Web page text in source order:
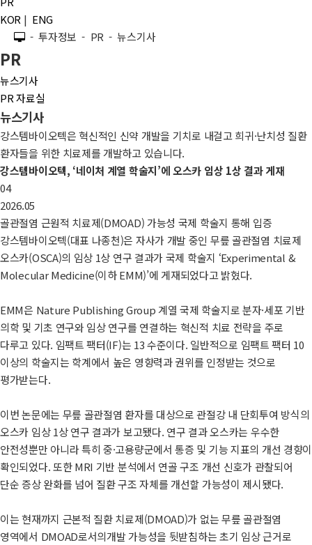
KOR | ENG
- 투자정보 - PR - 뉴스기사
PR
뉴스기사
PR 자료실
뉴스기사
강스템바이오텍은 혁신적인 신약 개발을 기치로 내걸고 희귀·난치성 질환
환자들을 위한 치료제를 개발하고 있습니다.
강스템바이오텍, ‘네이처 계열 학술지’에 오스카 임상 1상 결과 게재
04
2026.05
골관절염 근원적 치료제(DMOAD) 가능성 국제 학술지 통해 입증
강스템바이오텍(대표 나종천)은 자사가 개발 중인 무릎 골관절염 치료제
오스카(OSCA)의 임상 1상 연구 결과가 국제 학술지 ‘Experimental &
Molecular Medicine(이하 EMM)’에 게재되었다고 밝혔다.
EMM은 Nature Publishing Group 계열 국제 학술지로 분자·세포 기반
의학 및 기초 연구와 임상 연구를 연결하는 혁신적 치료 전략을 주로
다루고 있다. 임팩트 팩터(IF)는 13 수준이다. 일반적으로 임팩트 팩터 10
이상의 학술지는 학계에서 높은 영향력과 권위를 인정받는 것으로
평가받는다.
이번 논문에는 무릎 골관절염 환자를 대상으로 관절강 내 단회투여 방식의
오스카 임상 1상 연구 결과가 보고됐다. 연구 결과 오스카는 우수한
안전성뿐만 아니라 특히 중·고용량군에서 통증 및 기능 지표의 개선 경향이
확인되었다. 또한 MRI 기반 분석에서 연골 구조 개선 신호가 관찰되어
단순 증상 완화를 넘어 질환 구조 자체를 개선할 가능성이 제시됐다.
이는 현재까지 근본적 질환 치료제(DMOAD)가 없는 무릎 골관절염
영역에서 DMOAD로서의개발 가능성을 뒷받침하는 초기 임상 근거로